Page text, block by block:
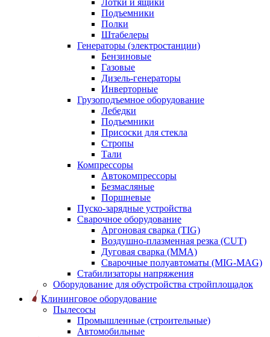
Лотки и ящики
Подъемники
Полки
Штабелеры
Генераторы (электростанции)
Бензиновые
Газовые
Дизель-генераторы
Инверторные
Грузоподъемное оборудование
Лебедки
Подъемники
Присоски для стекла
Стропы
Тали
Компрессоры
Автокомпрессоры
Безмасляные
Поршневые
Пуско-зарядные устройства
Сварочное оборудование
Аргоновая сварка (TIG)
Воздушно-плазменная резка (CUT)
Дуговая сварка (ММА)
Сварочные полуавтоматы (MIG-MAG)
Стабилизаторы напряжения
Оборудование для обустройства стройплощадок
Клининговое оборудование
Пылесосы
Промышленные (строительные)
Автомобильные